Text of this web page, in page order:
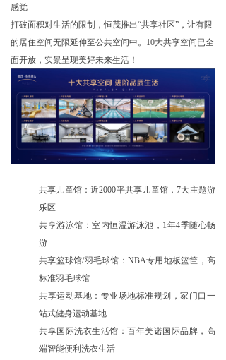
感觉
打破面积对生活的限制，恒茂推出“共享社区”，让有限
的居住空间无限延伸至公共空间中。10大共享空间已全
面开放，实景呈现美好未来生活！
共享儿童馆：近2000平共享儿童馆，7大主题游
乐区
共享游泳馆：室内恒温游泳池，1年4季随心畅
游
共享篮球馆/羽毛球馆：NBA专用地板篮筐，高
标准羽毛球馆
共享运动基地：专业场地标准规划，家门口一
站式健身运动基地
共享国际洗衣生活馆：百年美诺国际品牌，高
端智能便利洗衣生活